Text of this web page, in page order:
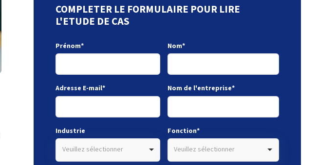
COMPLETER LE FORMULAIRE POUR LIRE
L'ETUDE DE CAS
Prénom* Nom*
Adresse E-mail* Nom de l'entreprise*
Industrie
Veuillez sélectionner
Fonction*
Veuillez sélectionner